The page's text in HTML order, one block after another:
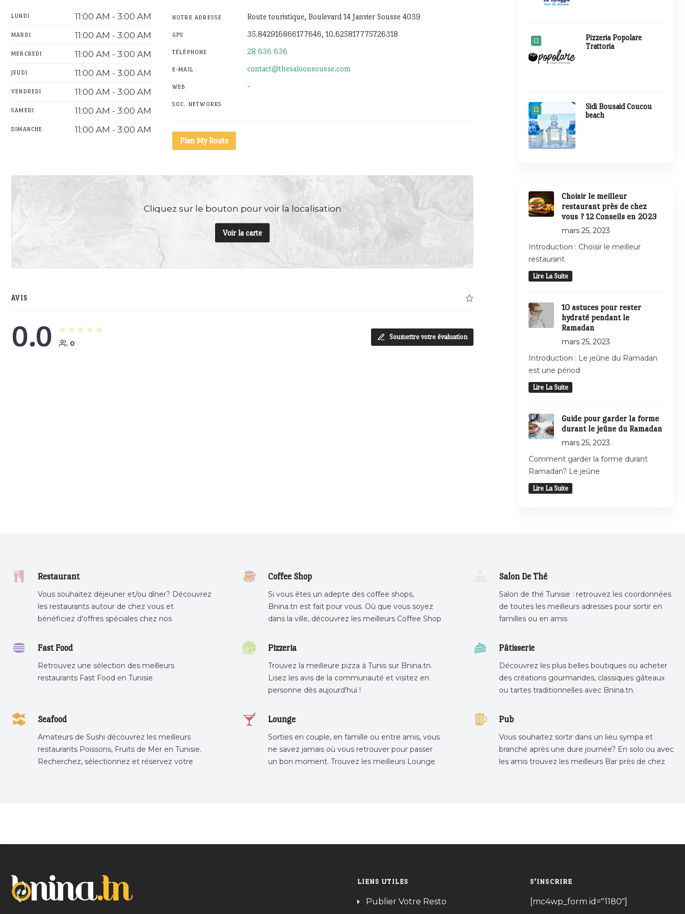
LUNDI 11:00 AM - 3:00 AM
MARDI 11:00 AM - 3:00 AM
MERCREDI 11:00 AM - 3:00 AM
JEUDI 11:00 AM - 3:00 AM
VENDREDI 11:00 AM - 3:00 AM
SAMEDI 11:00 AM - 3:00 AM
DIMANCHE 11:00 AM - 3:00 AM
NOTRE ADRESSE Route touristique, Boulevard 14 Janvier Sousse 4039
GPS 35.842916866177646, 10.625817775726318
TÉLÉPHONE 28 636 636
E-MAIL contact@thesaloonsousse.com
WEB -
SOC. NETWORKS
Plan My Route
Cliquez sur le bouton pour voir la localisation
Voir la carte
AVIS
0.0 0
Soumettre votre évaluation
Pizzeria Popolare
Trattoria
Sidi Bousaid Coucou
beach
Choisir le meilleur
restaurant près de chez
vous ? 12 Conseils en 2023
mars 25, 2023
Introduction : Choisir le meilleur
restaurant
Lire La Suite
10 astuces pour rester
hydraté pendant le
Ramadan
mars 25, 2023
Introduction : Le jeûne du Ramadan
est une périod
Lire La Suite
Guide pour garder la forme
durant le jeûne du Ramadan
mars 25, 2023
Comment garder la forme durant
Ramadan? Le jeûne
Lire La Suite
Restaurant
Vous souhaitez déjeuner et/ou dîner? Découvrez
les restaurants autour de chez vous et
bénéficiez d'offres spéciales chez nos
Coffee Shop
Si vous êtes un adepte des coffee shops,
Bnina.tn est fait pour vous. Où que vous soyez
dans la ville, découvrez les meilleurs Coffee Shop
Salon De Thé
Salon de thé Tunisie : retrouvez les coordonnées
de toutes les meilleurs adresses pour sortir en
familles ou en amis
Fast Food
Retrouvez une sélection des meilleurs
restaurants Fast Food en Tunisie.
Pizzeria
Trouvez la meilleure pizza à Tunis sur Bnina.tn.
Lisez les avis de la communauté et visitez en
personne dès aujourd'hui !
Pâtisserie
Découvrez les plus belles boutiques ou acheter
des créations gourmandes, classiques gâteaux
ou tartes traditionnelles avec Bnina.tn.
tunis, patisserie tunis, pâtisserie sousse .
Seafood
Amateurs de Sushi découvrez les meilleurs
restaurants Poissons, Fruits de Mer en Tunisie.
Recherchez, sélectionnez et réservez votre
Lounge
Sorties en couple, en famille ou entre amis, vous
ne savez jamais où vous retrouver pour passer
un bon moment. Trouvez les meilleurs Lounge
Pub
Vous souhaitez sortir dans un lieu sympa et
branché après une dure journée? En solo ou avec
les amis trouvez les meilleurs Bar près de chez
LIENS UTILES
Publier Votre Resto
S’INSCRIRE
[mc4wp_form id="1180"]